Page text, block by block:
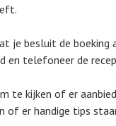
je besluit de boeking
en telefoneer de
te kijken of er
of er handige tips